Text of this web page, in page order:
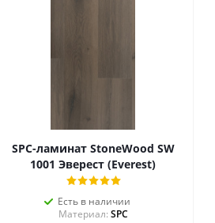
SPC-ламинат StoneWood SW
1001 Эверест (Everest)
Есть в наличии
Материал: SPC